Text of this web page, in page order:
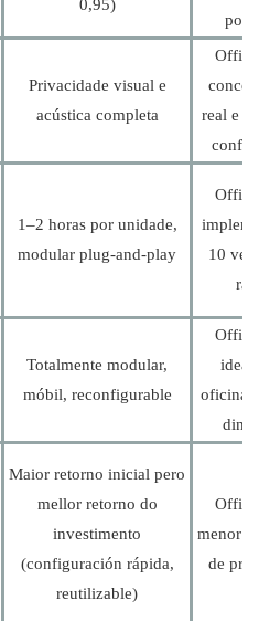
0,95)
por
Privacidade visual e
acústica completa
real e
1–2 horas por unidade,
modular plug-and-play
10
Totalmente modular,
móbil, reconfigurable
oficinas
Maior retorno inicial pero
mellor retorno do
investimento
(configuración rápida,
reutilizable)
menor
de